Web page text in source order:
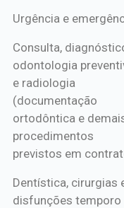
*Procedimentos
Urgência e
Consulta,
odontologia
e radiologia
(documentação
ortodôntica e
procedimentos
previstos em
Dentística, cirurgias
disfunções temporo